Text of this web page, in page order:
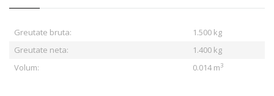
Greutate bruta: 1.500 kg
Greutate neta:
1.400 kg
Volum:
0.014 m3